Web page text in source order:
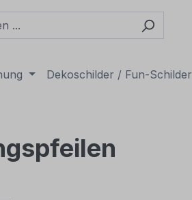
Dekoschilder / Fun-Schilder